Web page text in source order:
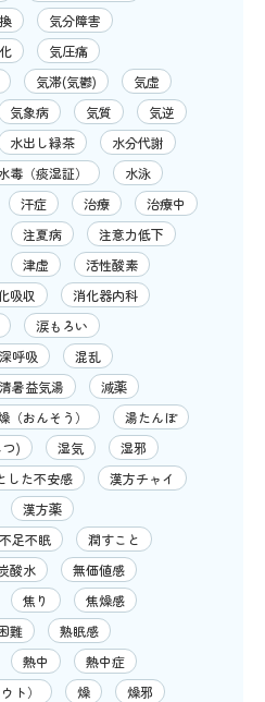
気分障害
気圧痛
気滞(気鬱)
気虚
気象病 気質
気逆
水出し緑茶
水分代謝
毒（痰湿証）
水泳
汗症 治療
治療中
注夏病
注意力低下
津虚
活性酸素
吸収
消化器内科
涙もろい
深呼吸
混乱
清暑益気湯
減薬
（おんそう）
湯たんぽ
) 湿気
湿邪
した不安感
漢方チャイ
漢方薬
足不眠
潤すこと
酸水
無価値感
焦り
焦燥感
難
熟眠感
熱中
熱中症
ト）
燥
燥邪